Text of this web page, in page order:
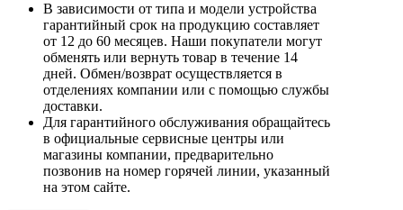
В зависимости от типа и модели устройства
гарантийный срок на продукцию составляет
от 12 до 60 месяцев. Наши покупатели могут
обменять или вернуть товар в течение 14
дней. Обмен/возврат осуществляется в
отделениях компании или с помощью службы
доставки.
Для гарантийного обслуживания обращайтесь
в официальные сервисные центры или
магазины компании, предварительно
позвонив на номер горячей линии, указанный
на этом сайте.